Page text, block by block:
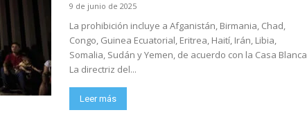
9 de junio de 2025
La prohibición incluye a Afganistán, Birmania, Chad,
Congo, Guinea Ecuatorial, Eritrea, Haití, Irán, Libia,
Somalia, Sudán y Yemen, de acuerdo con la Casa Blanca
La directriz del...
Leer más